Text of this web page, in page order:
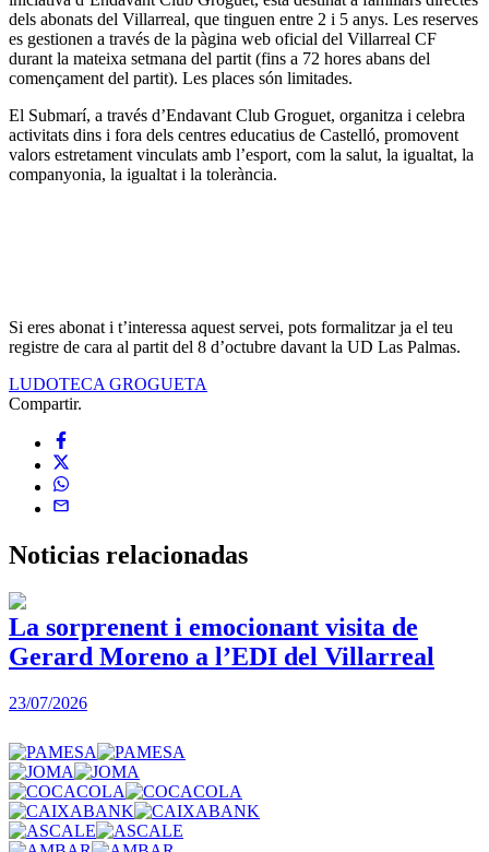
dels abonats del Villarreal, que tinguen entre 2 i 5 anys. Les reserves
es gestionen a través de la pàgina web oficial del Villarreal CF
durant la mateixa setmana del partit (fins a 72 hores abans del
començament del partit). Les places són limitades.
El Submarí, a través d’Endavant Club Groguet, organitza i celebra
activitats dins i fora dels centres educatius de Castelló, promovent
valors estretament vinculats amb l’esport, com la salut, la igualtat, la
companyonia, la igualtat i la tolerància.
Si eres abonat i t’interessa aquest servei, pots formalitzar ja el teu
registre de cara al partit del 8 d’octubre davant la UD Las Palmas.
LUDOTECA GROGUETA
Compartir.
Noticias relacionadas
La sorprenent i emocionant visita de
Gerard Moreno a l’EDI del Villarreal
23/07/2026